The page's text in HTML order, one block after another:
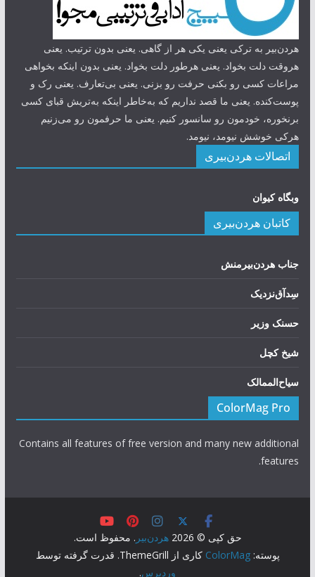
هردن‌بیر به ترکی یعنی یکی هر از گاهی. یعنی بدون ترتیب. یعنی
هروقت دلت بخواد. یعنی هرطور دلت بخواد. یعنی بدون اینکه بخواهی
مراعات کسی رو بکنی حرفت رو بزنی. یعنی بی‌تعارف. یعنی رک و
پوست‌کنده. یعنی ما قصد نداریم که به‌خاطر اینکه به‌تریش قبای کسی
برنخوره، خودمون رو سانسور کنیم. یعنی ما حرفمون رو می‌زنیم
هرکی خوشش نیومد، نیومد.
اتصالات هردن‌بیری
وبگاه کیوان
کاتبان هردن‌بیری
جناب هردن‌بیرمنش
سِد‌آق‌نزدیک
حسنک وزیر
شیخ کچل
سیاح‌الممالک
ColorMag Pro
Contains all features of free version and many new additional
features.
حق کپی © 2026 هردن‌بیر . محفوظ است.
پوسته:ColorMag کاری از ThemeGrill. قدرت گرفته توسط
وردپرس.